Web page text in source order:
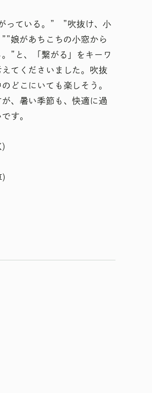
っている。” ”吹抜け、小
娘があちこちの小窓から
”と、「繋がる」をキーワ
てくださいました。吹抜
どこにいても楽しそう。
、暑い季節も、快適に過
す。
)